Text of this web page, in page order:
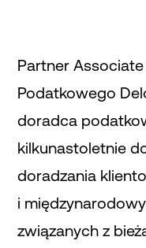
Partner
Podatkowego
doradca
kilkunastoletnie
doradzania
i
związanych z